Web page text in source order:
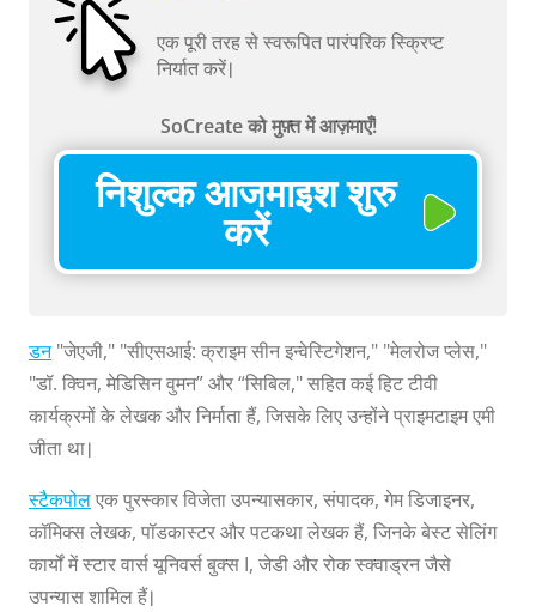
एक पूरी तरह से स्वरूपित पारंपरिक स्क्रिप्ट
निर्यात करें।
SoCreate को मुफ़्त में आज़माएँ!
निशुल्क आजमाइश शुरु
करें
डन"जेएजी," "सीएसआई: क्राइम सीन इन्वेस्टिगेशन," "मेलरोज प्लेस,"
"डॉ. क्विन, मेडिसिन वुमन” और “सिबिल," सहित कई हिट टीवी
कार्यक्रमों के लेखक और निर्माता हैं, जिसके लिए उन्होंने प्राइमटाइम एमी
जीता था।
स्टैकपोलएक पुरस्कार विजेता उपन्यासकार, संपादक, गेम डिजाइनर,
कॉमिक्स लेखक, पॉडकास्टर और पटकथा लेखक हैं, जिनके बेस्ट सेलिंग
कार्यों में स्टार वार्स यूनिवर्स बुक्स I, जेडी और रोक स्क्वाड्रन जैसे
उपन्यास शामिल हैं।